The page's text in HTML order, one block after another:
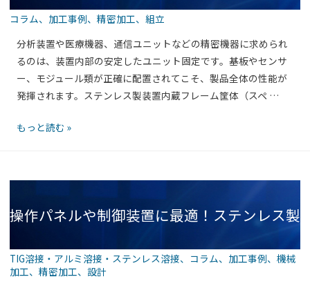
機
器
用
フ
レ
ー
筐
レーム筐体（スペーサー付きタイプ）の実力
コラム、 加工事例、 精密加工、 組立
分析装置や医療機器、通信ユニットなどの精密機器に求められ
るのは、装置内部の安定したユニット固定です。基板やセンサ
ー、モジュール類が正確に配置されてこそ、製品全体の性能が
発揮されます。ステンレス製装置内蔵フレーム筐体（スペ …
高
固
を
現！
ス
もっと読む »
操作パネルや制御装置に最適！ステンレス製
TIG溶接・アルミ溶接・ステンレス溶接、 コラム、 加工事例、 機械
加工、 精密加工、 設計